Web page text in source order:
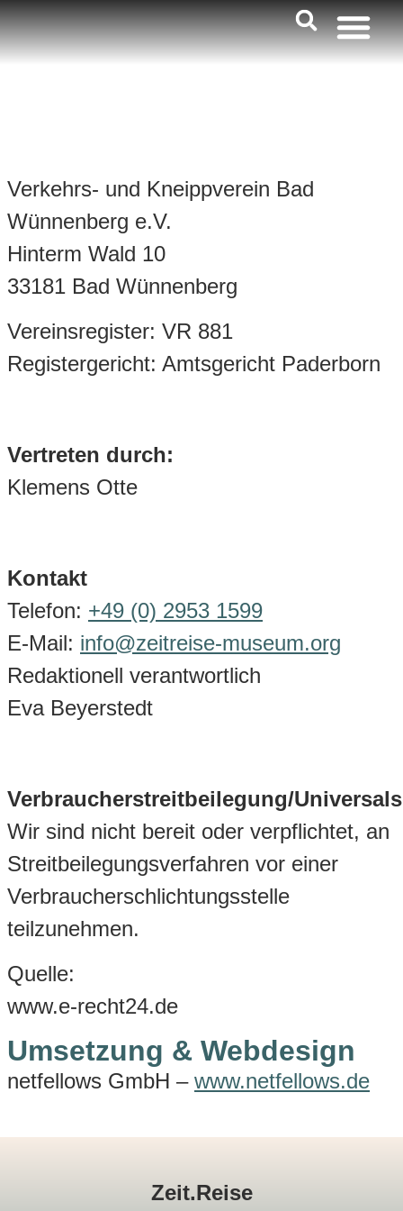
Verkehrs- und Kneippverein Bad
Wünnenberg e.V.
Hinterm Wald 10
33181 Bad Wünnenberg
Vereinsregister: VR 881
Registergericht: Amtsgericht Paderborn
Vertreten durch:
Klemens Otte
Kontakt
Telefon: +49 (0) 2953 1599
E-Mail: info@zeitreise-museum.org
Redaktionell verantwortlich
Eva Beyerstedt
Verbraucherstreitbeilegung/
Wir sind nicht bereit oder verpflichtet, an
Streitbeilegungsverfahren vor einer
Verbraucherschlichtungsstelle
teilzunehmen.
Quelle:
www.e-recht24.de
Umsetzung & Webdesign
netfellows GmbH – www.netfellows.de
Zeit.Reise